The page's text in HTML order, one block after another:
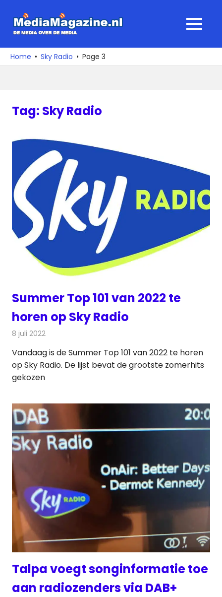
naar
media
over
MENU
Home Sky Radio Page 3
Tag: Sky Radio
Summer Top 101 van 2022 te
horen op Sky Radio
8 juli 2022
Vandaag is de Summer Top 101 van 2022 te horen
op Sky Radio. De lijst bevat de grootste zomerhits
gekozen
Talpa voegt songinformatie toe
aan radiozenders via DAB+